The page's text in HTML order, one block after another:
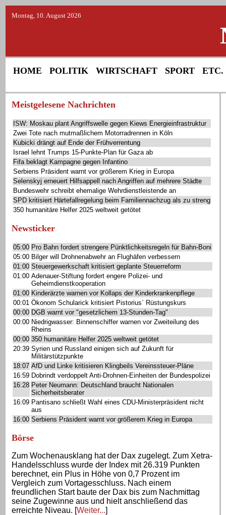
Montag, 10. August 2026
HOME POLITIK WIRTSCHAFT SPORT ETC.
Meistgelesene Nachrichten
ISW: Moskau plant Angriffswelle gegen Kiews Energieinfrastruktur
Zwei Tote nach mutmaßlichem Motorradrennen in Köln
Kubicki drängt auf Ende der Frühverrentung
Israel lehnt Trumps 15-Punkte-Plan für Gaza ab
Fifa beklagt Kampagne gegen Infantino
Serbiens Präsident warnt vor größerem Krieg in Europa
Selenskyj erneuert Hilfsappell nach Angriffen auf mehrere Städte
Bundeswehr schreibt ehemalige Wehrdienstleistende an
SPD kritisiert Härtefallregelung beim Familiennachzug als zu streng
350 humanitäre Helfer 2025 weltweit getötet
Newsticker
05:00 Pro Bahn fordert strengere Pünktlichkeitsregeln für Bahn-Boni
05:00 Bilger will Drohnenabwehr an Flughäfen verbessern
01:00 Steuergewerkschaft kritisiert geplante Steuerreform
01:00 Adenauer-Stiftung fordert engere Polizei- und
Geheimdienstkooperation
01:00 Kinderärzte warnen vor Kollaps der Kinderkrankenpflege
00:01 Ökonom Schularick kritisiert Pistorius` Rüstungskurs
00:00 DGB warnt vor "gesetzlichem 13-Stunden-Tag"
00:00 Niedrigwasser: Binnenschiffer warnen vor Zweiteilung des
Rheins
00:00 350 humanitäre Helfer 2025 weltweit getötet
20:39 Syrien und Russland einigen sich auf Zukunft für
Militärstützpunkte
18:07 AfD und Linke kritisieren Klingbeils Vereinssteuer-Pläne
16:59 Dobrindt verdoppelt Anti-Drohnen-Einheiten der Bundespolizei
16:28 Peter Neumann: Deutschland braucht Nationalen
Sicherheitsberater
16:09 Pantisano schließt Wahl eines CDU-Ministerpräsident nicht
aus
16:00 Serbiens Präsident warnt vor größerem Krieg in Europa
Börse
Zum Wochenausklang hat der Dax zugelegt. Zum Xetra-
Handelsschluss wurde der Index mit 26.319 Punkten
berechnet, ein Plus in Höhe von 0,7 Prozent im
Vergleich zum Vortagesschluss. Nach einem
freundlichen Start baute der Dax bis zum Nachmittag
seine Zugewinne aus und hielt anschließend das
erreichte Niveau. [Weiter...]